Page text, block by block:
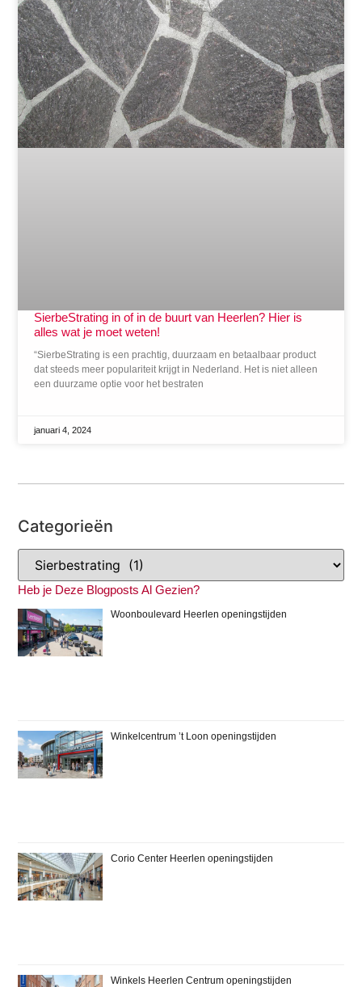
Categorieën
Heb je Deze Blogposts Al Gezien?
Woonboulevard Heerlen openingstijden
Winkelcentrum ’t Loon openingstijden
Corio Center Heerlen openingstijden
Winkels Heerlen Centrum openingstijden
SierbeStrating in of in de buurt van Heerlen? Hier is
alles wat je moet weten!
“SierbeStrating is een prachtig, duurzaam en betaalbaar product
dat steeds meer populariteit krijgt in Nederland. Het is niet alleen
een duurzame optie voor het bestraten
januari 4, 2024